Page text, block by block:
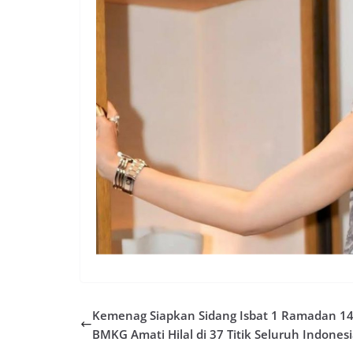
Kemenag Siapkan Sidang Isbat 1 Ramadan
BMKG Amati Hilal di 37 Titik Seluruh